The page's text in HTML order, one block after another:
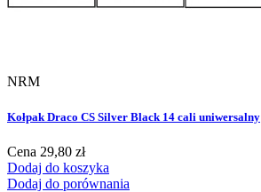
NRM
Kołpak Draco CS Silver Black 14 cali uniwersalny
Cena 29,80 zł
Dodaj do koszyka
Dodaj do porównania